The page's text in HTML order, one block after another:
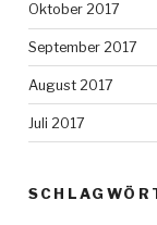
Oktober 2017
September 2017
August 2017
Juli 2017